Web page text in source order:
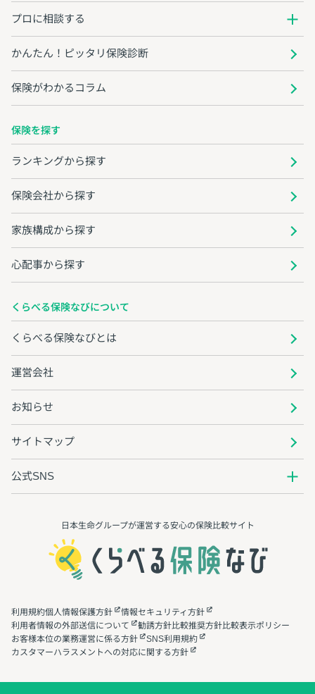
プロに相談する
かんたん！ピッタリ保険診断
保険がわかるコラム
保険を探す
ランキングから探す
保険会社から探す
家族構成から探す
心配事から探す
くらべる保険なびについて
くらべる保険なびとは
運営会社
お知らせ
サイトマップ
公式SNS
日本生命グループが運営する安心の保険⽐較サイト
利用規約個人情報保護方針
情報セキュリティ方針
利用者情報の外部送信について
勧誘方針比較推奨方針比較表示ポリシー
お客様本位の業務運営に係る方針
SNS利用規約
カスタマーハラスメントへの対応に関する方針